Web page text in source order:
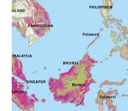
Arten, die nur an diesem
Erde heimisch sind.